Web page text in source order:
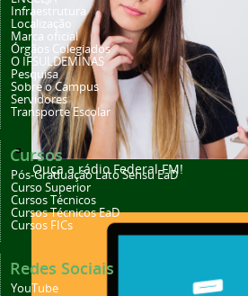
Ouça a rádio Federal FM!
Infraestrutura
Localização
Marca oficial
Órgãos Colegiados
O IFSULDEMINAS
Pesquisa
Sobre o Campus
Servidores
Transporte Escolar
Cursos
Pós-Graduação Lato Sensu EaD
Curso Superior
Cursos Técnicos
Cursos Técnicos EaD
Cursos FICs
Redes Sociais
YouTube